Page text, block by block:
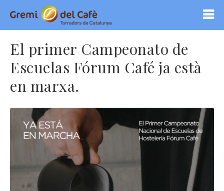
El primer Campeonato de
Escuelas Fórum Café ja està
en marxa.